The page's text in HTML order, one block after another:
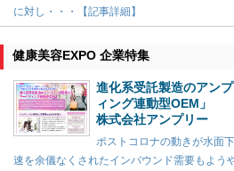
に対し・・・【記事詳細】
健康美容EXPO 企業特集
進化系受託製造のアン
ィング連動型OEM」
株式会社アンプリー
ポストコロナの動きが水面
速を余儀なくされたインバウンド需要もよう